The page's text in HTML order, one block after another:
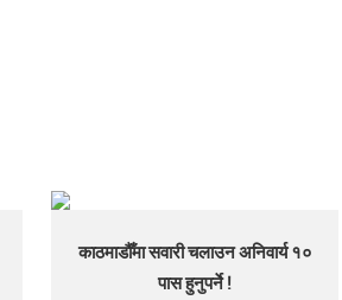
काठमाडौँमा सवारी चलाउन अनिवार्य १०
पास हुनुपर्ने !